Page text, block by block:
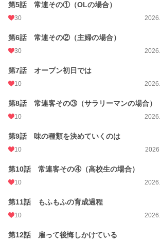
年間ポイント
累計ポイント 20,043 pt (71,039 位)
第5話 常連その①（OLの場合）
30
第6話 常連その②（主婦の場合）
30
第7話 オープン初日では
10
第8話 常連客その③（サラリーマンの場合）
10
第9話 味の種類を決めていくのは
10
第10話 常連客その④（高校生の場合）
10
第11話 もふもふの育成過程
10
第12話 雇って後悔しかけている